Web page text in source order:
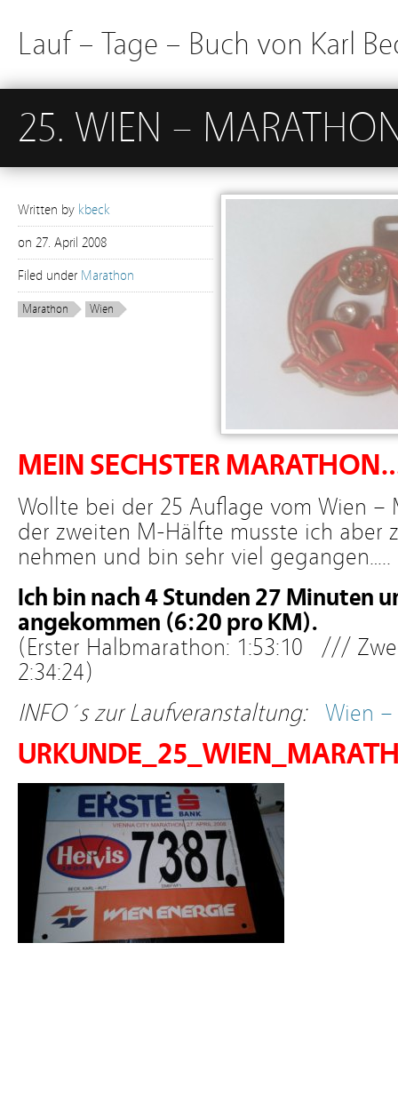
Lauf – Tage – Buch von Karl
25. WIEN –
Written by kbeck
on 27. April 2008
Filed under Marathon
Marathon Wien
MEIN SECHSTER
Wollte bei der 25 Auflage vom Wien –
der zweiten M-Hälfte musste ich aber
nehmen und bin sehr viel gegangen…..
Ich bin nach 4 Stunden 27 Minuten
angekommen (6:20 pro KM).
(Erster Halbmarathon: 1:53:10 ///
2:34:24)
INFO´s zur Laufveranstaltung: Wien